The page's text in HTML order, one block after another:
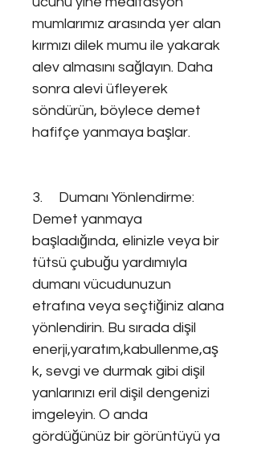
mumlarımız arasında yer alan
kırmızı dilek mumu ile yakarak
alev almasını sağlayın. Daha
sonra alevi üfleyerek
söndürün, böylece demet
hafifçe yanmaya başlar.
3. Dumanı Yönlendirme:
Demet yanmaya
başladığında, elinizle veya bir
tütsü çubuğu yardımıyla
dumanı vücudunuzun
etrafına veya seçtiğiniz alana
yönlendirin. Bu sırada dişil
enerji,yaratım,kabullenme,aş
k, sevgi ve durmak gibi dişil
yanlarınızı eril dişil dengenizi
imgeleyin. O anda
gördüğünüz bir görüntüyü ya